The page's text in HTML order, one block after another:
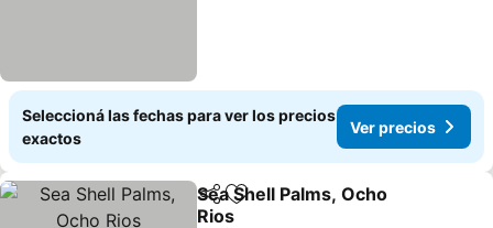
Seleccioná las fechas para ver los precios
exactos
Ver precios
CompartirAñadir a favoritos
Sea Shell Palms, Ocho
Rios